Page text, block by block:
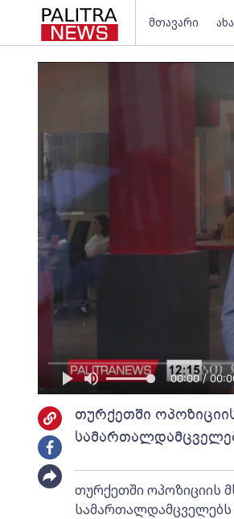
მთავარი
00:00 /
თურქეთში
თურქეთში ოპოზიციის
სამართალდამცველებს